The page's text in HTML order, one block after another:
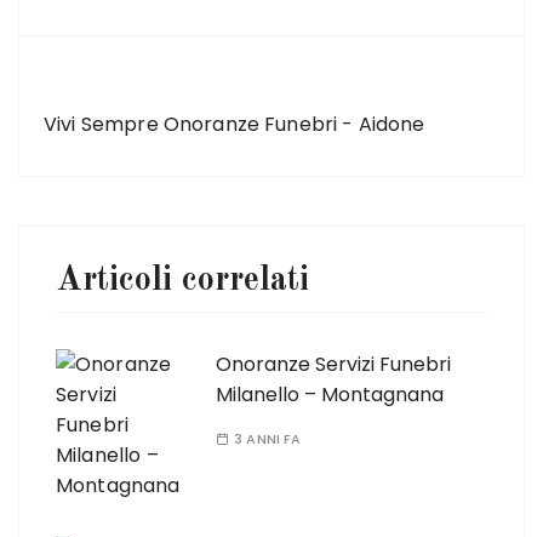
Vivi Sempre Onoranze Funebri - Aidone
Articoli correlati
Onoranze Servizi Funebri
Milanello – Montagnana
3 ANNI FA